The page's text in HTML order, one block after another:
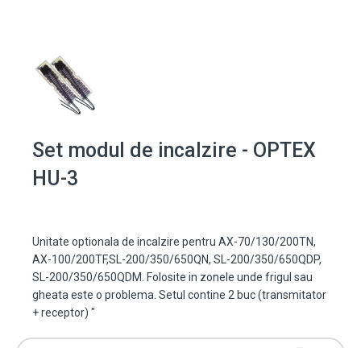
Set modul de incalzire - OPTEX
HU-3
Unitate optionala de incalzire pentru AX-70/130/200TN,
AX-100/200TF,SL-200/350/650QN, SL-200/350/650QDP,
SL-200/350/650QDM. Folosite in zonele unde frigul sau
gheata este o problema. Setul contine 2 buc (transmitator
+ receptor) "